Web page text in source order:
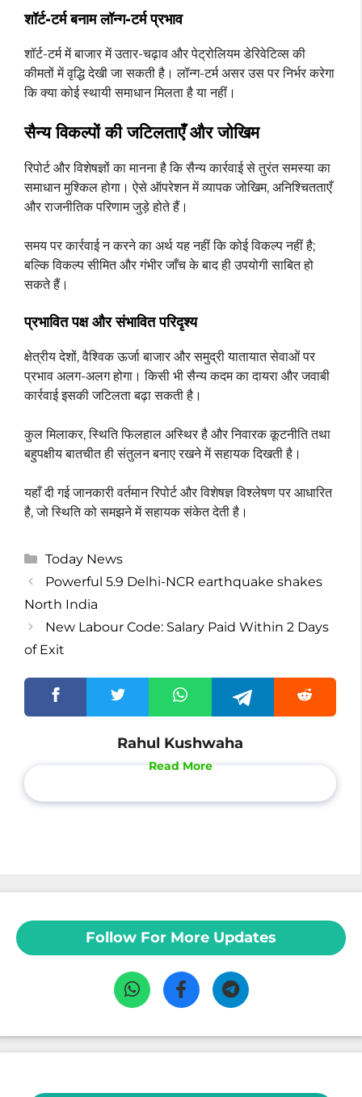
शॉर्ट-टर्म बनाम लॉन्ग-टर्म प्रभाव
शॉर्ट-टर्म में बाजार में उतार-चढ़ाव और पेट्रोलियम डेरिवेटिव्स की
कीमतों में वृद्धि देखी जा सकती है। लॉन्ग-टर्म असर उस पर निर्भर करेगा
कि क्या कोई स्थायी समाधान मिलता है या नहीं।
सैन्य विकल्पों की जटिलताएँ और जोखिम
रिपोर्ट और विशेषज्ञों का मानना है कि सैन्य कार्रवाई से तुरंत समस्या का
समाधान मुश्किल होगा। ऐसे ऑपरेशन में व्यापक जोखिम, अनिश्चितताएँ
और राजनीतिक परिणाम जुड़े होते हैं।
समय पर कार्रवाई न करने का अर्थ यह नहीं कि कोई विकल्प नहीं है;
बल्कि विकल्प सीमित और गंभीर जाँच के बाद ही उपयोगी साबित हो
सकते हैं।
प्रभावित पक्ष और संभावित परिदृश्य
क्षेत्रीय देशों, वैश्विक ऊर्जा बाजार और समुद्री यातायात सेवाओं पर
प्रभाव अलग-अलग होगा। किसी भी सैन्य कदम का दायरा और जवाबी
कार्रवाई इसकी जटिलता बढ़ा सकती है।
कुल मिलाकर, स्थिति फिलहाल अस्थिर है और निवारक कूटनीति तथा
बहुपक्षीय बातचीत ही संतुलन बनाए रखने में सहायक दिखती है।
यहाँ दी गई जानकारी वर्तमान रिपोर्ट और विशेषज्ञ विश्लेषण पर आधारित
है, जो स्थिति को समझने में सहायक संकेत देती है।
Categories
Today News
Powerful 5.9 Delhi-NCR earthquake shakes
North India
New Labour Code: Salary Paid Within 2 Days
of Exit
Rahul Kushwaha
Read More
Follow For More Updates